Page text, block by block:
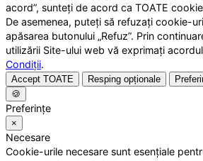
acord”, sunteți de acord ca TOATE
De asemenea, puteți să refuzați cookie-
apăsarea butonului „Refuz”. Prin
utilizării Site-ului web vă exprimați
Condiții.
Accept TOATE Resping opționale
🍪
Preferințe
×
Necesare
Cookie-urile necesare sunt esențiale